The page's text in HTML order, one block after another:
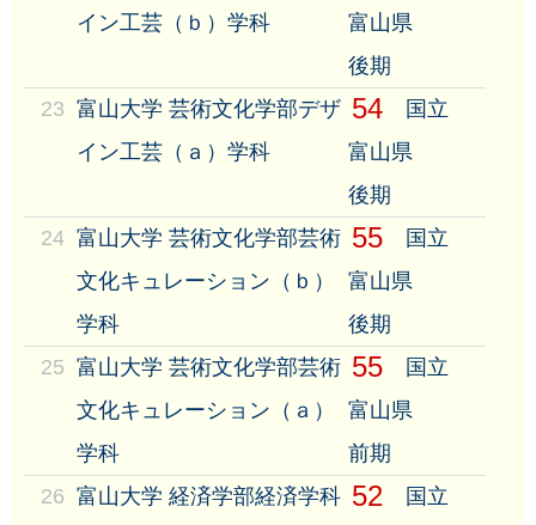
イン工芸（ｂ）学科
富山県
後期
23 富山大学 芸術文化学部デザ
イン工芸（ａ）学科
54
国立
富山県
後期
24 富山大学 芸術文化学部芸術
文化キュレーション（ｂ）
学科
55
国立
富山県
後期
25 富山大学 芸術文化学部芸術
文化キュレーション（ａ）
学科
55
国立
富山県
前期
26 富山大学 経済学部経済学科 52
国立